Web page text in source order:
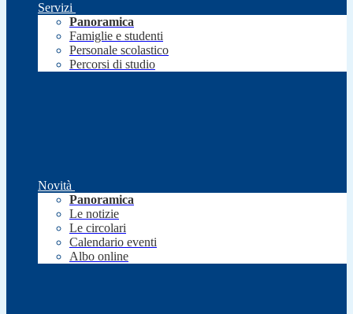
Servizi
Panoramica
Famiglie e studenti
Personale scolastico
Percorsi di studio
Novità
Panoramica
Le notizie
Le circolari
Calendario eventi
Albo online